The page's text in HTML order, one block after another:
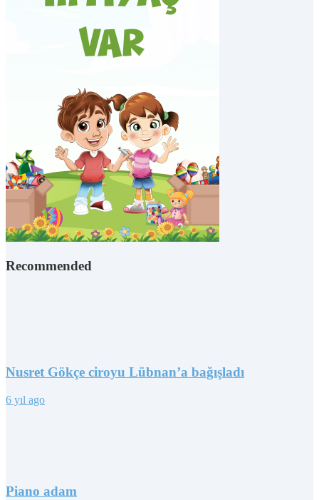
Recommended
Nusret Gökçe ciroyu Lübnan’a bağışladı
6 yıl ago
Piano adam